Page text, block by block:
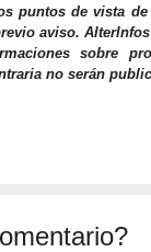
puntos de vista
aviso.
sobre
no serán